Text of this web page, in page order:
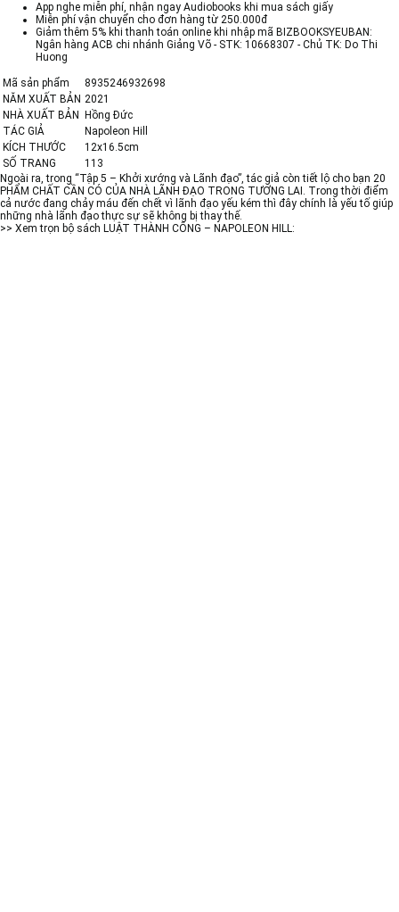
App nghe miễn phí, nhận ngay Audiobooks khi mua sách giấy
Miễn phí vận chuyển cho đơn hàng từ 250.000đ
Giảm thêm 5% khi thanh toán online khi nhập mã BIZBOOKSYEUBAN:
Ngân hàng ACB chi nhánh Giảng Võ - STK: 10668307 - Chủ TK: Do Thi
Huong
Mã sản phẩm
8935246932698
NĂM XUẤT BẢN 2021
NHÀ XUẤT BẢN
Hồng Đức
TÁC GIẢ
Napoleon Hill
KÍCH THƯỚC
12x16.5cm
SỐ TRANG
113
Ngoài ra, trong “Tập 5 – Khởi xướng và Lãnh đạo”, tác giả còn tiết lộ cho bạn 20
PHẨM CHẤT CẦN CÓ CỦA NHÀ LÃNH ĐẠO TRONG TƯƠNG LAI. Trong thời điểm
cả nước đang chảy máu đến chết vì lãnh đạo yếu kém thì đây chính là yếu tố giúp
những nhà lãnh đạo thực sự sẽ không bị thay thế.
>> Xem trọn bộ sách LUẬT THÀNH CÔNG – NAPOLEON HILL: